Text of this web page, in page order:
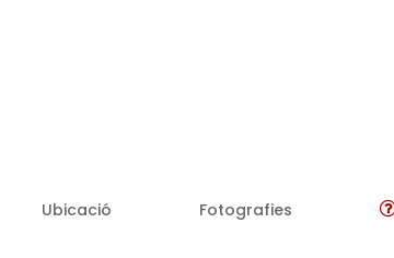
Ubicació Fotografies